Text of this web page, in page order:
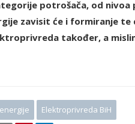
potrošača, od
zavisit će i formiranje te
također, a
Elektroprivreda BiH